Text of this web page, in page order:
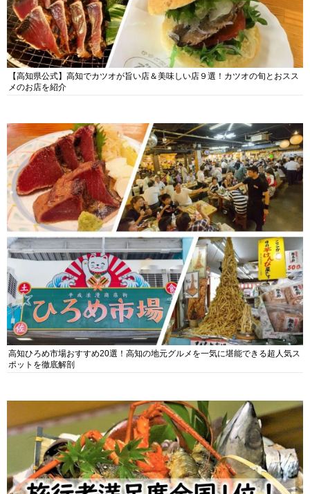
【高知県公式】高知でカツオが旨い店＆美味しい店９選！カツオの旬とおスス
メのお店を紹介
高知ひろめ市場おすすめ20選！高知の地元グルメを一気に堪能できる超人気ス
ポットを徹底解剖